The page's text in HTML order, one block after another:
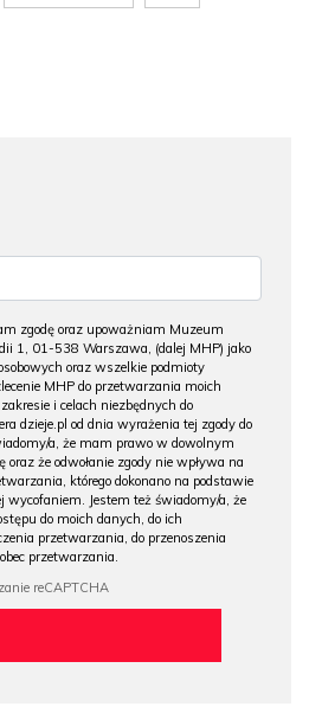
zgodę oraz upoważniam Muzeum
1, 01-538 Warszawa, (dalej MHP) jako
oraz wszelkie podmioty
MHP do przetwarzania moich
i celach niezbędnych do
dzieje.pl od dnia wyrażenia tej zgody do
a, że mam prawo w dowolnym
oraz że odwołanie zgody nie wpływa na
którego dokonano na podstawie
wycofaniem. Jestem też świadomy/a, że
do moich danych, do ich
przetwarzania, do przenoszenia
przetwarzania.